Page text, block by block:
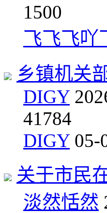
1500
飞飞飞吖
乡镇机关
DIGY
41784
DIGY 05-
关于市民
淡然恬然